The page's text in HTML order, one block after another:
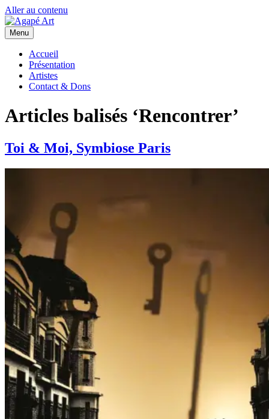
Aller au contenu
Menu
Accueil
Présentation
Artistes
Contact & Dons
Articles balisés ‘Rencontrer’
Toi & Moi, Symbiose Paris